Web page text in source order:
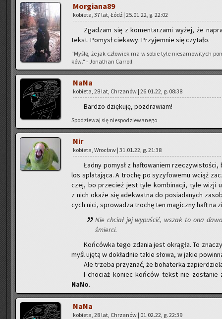
Mor­gia­na­89
ko­bie­ta, 37 lat, Łódź | 25.01.22, g. 22:02
Zga­dzam się z ko­men­ta­rza­mi wyżej, że
tekst. Po­mysł cie­ka­wy. Przy­jem­nie się czy­ta­ło.
"Myślę, że jak czło­wiek ma w sobie tyle nie­sa­mo­wi­tych
ków." - Jo­na­than Car­roll
NaNa
ko­bie­ta, 28 lat, Chrza­nów | 26.01.22, g. 08:38
Bar­dzo dzię­ku­ję, po­zdra­wiam!
Spo­dzie­waj się nie­spo­dzie­wa­ne­go
Nir
ko­bie­ta, Wro­cław | 31.01.22, g. 21:38
Ładny po­mysł z ha­fto­wa­niem
los spla­ta­ją­ca. A tro­chę po sy­zy­fo­we­mu wciąż
czej, bo prze­cież jest tyle kom­bi­na­cji, tyle wizji
z nich okaże się ade­kwat­na do po­sia­da­nych
cych nici, spro­wa­dza tro­chę ten ma­gicz­ny haft na
Nie chciał jej wy­pu­ścić, wszak to ona
śmier­ci.
Koń­ców­ka tego zda­nia jest okrą­gła. To
myśl ujętą w do­kład­nie takie słowa, w jakie
Ale trze­ba przy­znać, że bo­ha­ter­ka
I cho­ciaż ko­niec koń­ców tekst nie zo­sta­nie
NaNo.
NaNa
ko­bie­ta, 28 lat, Chrza­nów | 01.02.22, g. 22:39